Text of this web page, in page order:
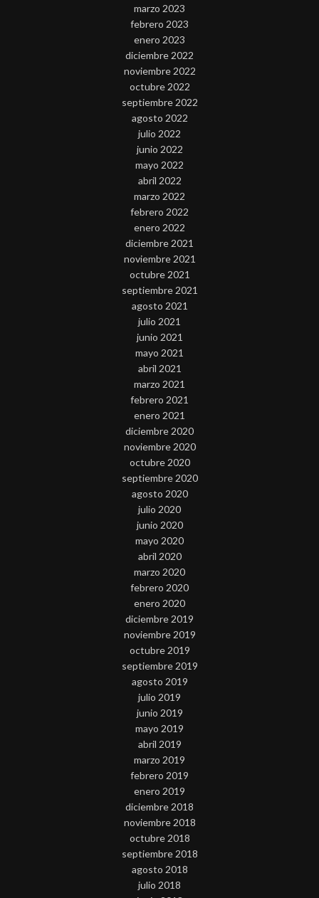
marzo 2023
febrero 2023
enero 2023
diciembre 2022
noviembre 2022
octubre 2022
septiembre 2022
agosto 2022
julio 2022
junio 2022
mayo 2022
abril 2022
marzo 2022
febrero 2022
enero 2022
diciembre 2021
noviembre 2021
octubre 2021
septiembre 2021
agosto 2021
julio 2021
junio 2021
mayo 2021
abril 2021
marzo 2021
febrero 2021
enero 2021
diciembre 2020
noviembre 2020
octubre 2020
septiembre 2020
agosto 2020
julio 2020
junio 2020
mayo 2020
abril 2020
marzo 2020
febrero 2020
enero 2020
diciembre 2019
noviembre 2019
octubre 2019
septiembre 2019
agosto 2019
julio 2019
junio 2019
mayo 2019
abril 2019
marzo 2019
febrero 2019
enero 2019
diciembre 2018
noviembre 2018
octubre 2018
septiembre 2018
agosto 2018
julio 2018